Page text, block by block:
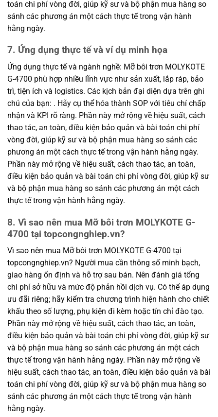
toán chi phí vòng đời, giúp kỹ sư và bộ phận mua hàng so
sánh các phương án một cách thực tế trong vận hành
hằng ngày.
7. Ứng dụng thực tế và ví dụ minh họa
Ứng dụng thực tế và ngành nghề: Mỡ bôi trơn MOLYKOTE
G-4700 phù hợp nhiều lĩnh vực như sản xuất, lắp ráp, bảo
trì, tiện ích và logistics. Các kịch bản đại diện dựa trên ghi
chú của bạn: . Hãy cụ thể hóa thành SOP với tiêu chí chấp
nhận và KPI rõ ràng. Phần này mở rộng về hiệu suất, cách
thao tác, an toàn, điều kiện bảo quản và bài toán chi phí
vòng đời, giúp kỹ sư và bộ phận mua hàng so sánh các
phương án một cách thực tế trong vận hành hằng ngày.
Phần này mở rộng về hiệu suất, cách thao tác, an toàn,
điều kiện bảo quản và bài toán chi phí vòng đời, giúp kỹ sư
và bộ phận mua hàng so sánh các phương án một cách
thực tế trong vận hành hằng ngày.
8. Vì sao nên mua Mỡ bôi trơn MOLYKOTE G-
4700 tại topcongnghiep.vn?
Vì sao nên mua Mỡ bôi trơn MOLYKOTE G-4700 tại
topcongnghiep.vn? Người mua cần thông số minh bạch,
giao hàng ổn định và hỗ trợ sau bán. Nên đánh giá tổng
chi phí sở hữu và mức độ phản hồi dịch vụ. Có thể áp dụng
ưu đãi riêng; hãy kiểm tra chương trình hiện hành cho chiết
khấu theo số lượng, phụ kiện đi kèm hoặc tín chỉ đào tạo.
Phần này mở rộng về hiệu suất, cách thao tác, an toàn,
điều kiện bảo quản và bài toán chi phí vòng đời, giúp kỹ sư
và bộ phận mua hàng so sánh các phương án một cách
thực tế trong vận hành hằng ngày. Phần này mở rộng về
hiệu suất, cách thao tác, an toàn, điều kiện bảo quản và bài
toán chi phí vòng đời, giúp kỹ sư và bộ phận mua hàng so
sánh các phương án một cách thực tế trong vận hành
hằng ngày.